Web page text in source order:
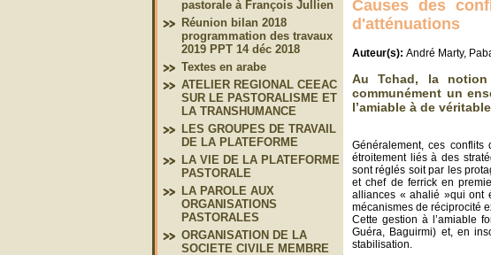
pastorale à François Jullien
Réunion bilan 2018
programmation des travaux
2019 PPT 14 déc 2018
Textes en arabe
ATELIER REGIONAL CEEAC
SUR LE PASTORALISME ET
LA TRANSHUMANCE
LES GROUPES DE TRAVAIL
DE LA PLATEFORME
LA VIE DE LA PLATEFORME
PASTORALE
LA PAROLE AUX
ORGANISATIONS
PASTORALES
ORGANISATION DE LA
SOCIETE CIVILE MEMBRE
Causes des
d'atténuations
Auteur(s): André Marty,
Au Tchad, la
communément un
l’amiable à de
Généralement, ces conflits
étroitement liés à des
sont réglés soit par les
et chef de ferrick en
alliances « ahalié »qui ont
mécanismes de réciprocité
Cette gestion à l’amiable
Guéra, Baguirmi) et, en
stabilisation.